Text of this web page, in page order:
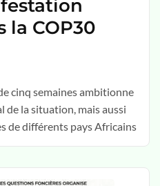
la COP30
cinq semaines ambitionne
de la situation, mais aussi
de différents pays Africains